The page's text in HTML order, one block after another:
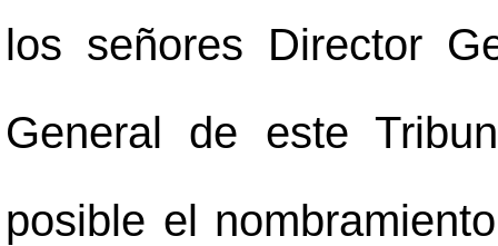
los señores Director
General de este
posible el